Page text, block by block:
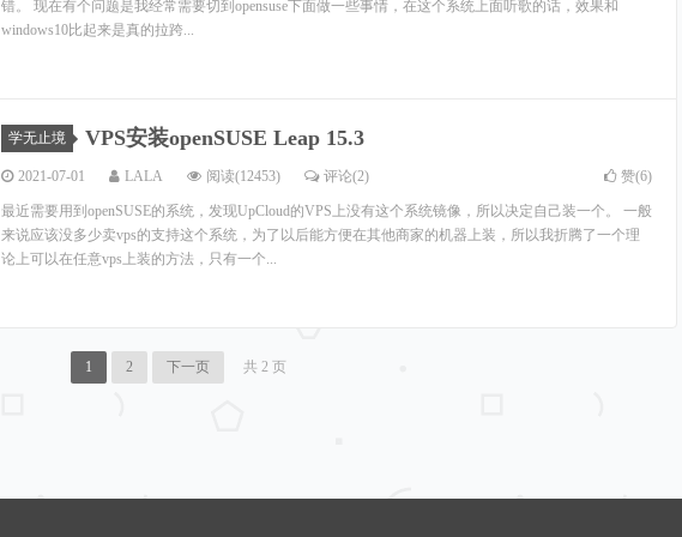
错。 现在有个问题是我经常需要切到opensuse下面做一些事情，在这个系统上面听歌的话，效果和
windows10比起来是真的拉跨...
学无止境 VPS安装openSUSE Leap 15.3
2021-07-01 LALA 阅读(12453) 评论(2) 赞(6)
最近需要用到openSUSE的系统，发现UpCloud的VPS上没有这个系统镜像，所以决定自己装一个。 一般
来说应该没多少卖vps的支持这个系统，为了以后能方便在其他商家的机器上装，所以我折腾了一个理
论上可以在任意vps上装的方法，只有一个...
1 2 下一页 共 2 页